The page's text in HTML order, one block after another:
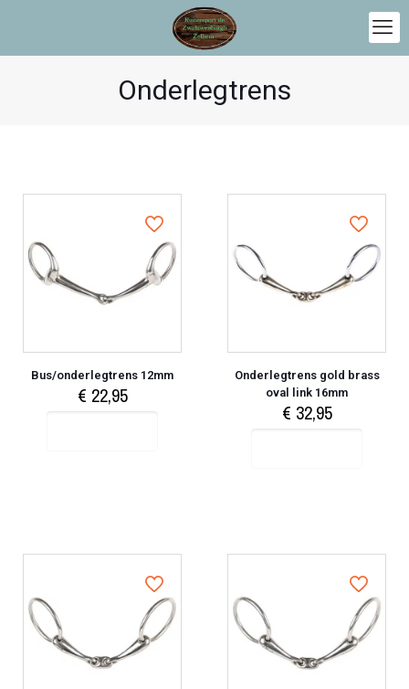
Onderlegtrens
Bus/onderlegtrens 12mm
€ 22,95
Onderlegtrens gold brass
oval link 16mm
€ 32,95